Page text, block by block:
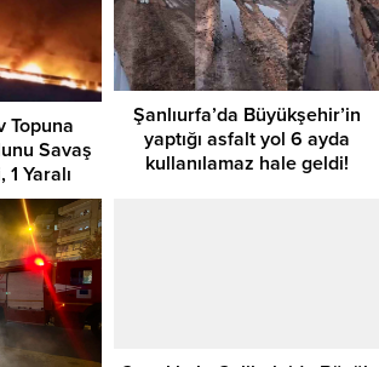
Topuna
Savaş
Yaralı
Şanlıurfa’da Büyükşehir’in
yaptığı asfalt yol 6 ayda
kullanılamaz hale geldi!